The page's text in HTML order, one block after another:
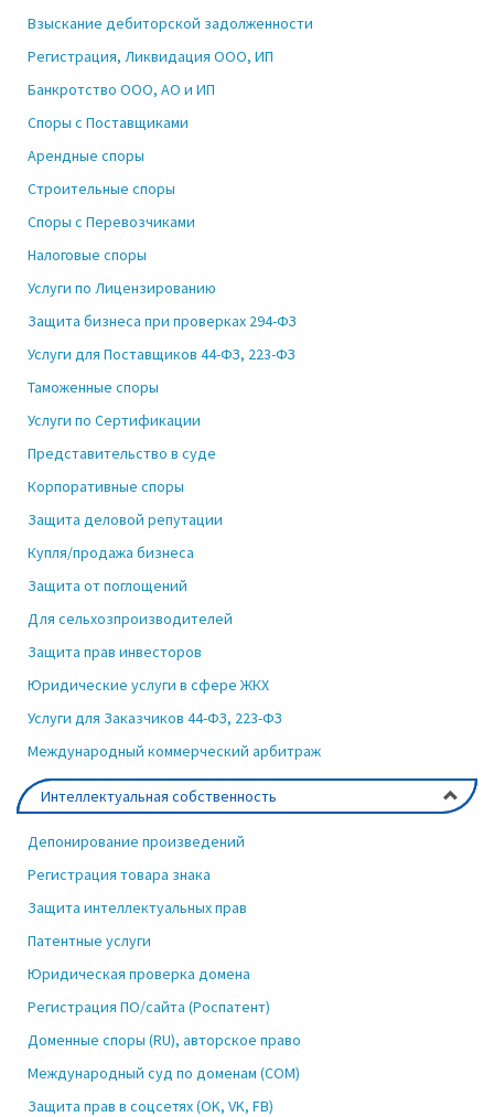
Взыскание дебиторской задолженности
Регистрация, Ликвидация ООО, ИП
Банкротство ООО, АО и ИП
Споры с Поставщиками
Арендные споры
Строительные споры
Споры с Перевозчиками
Налоговые споры
Услуги по Лицензированию
Защита бизнеса при проверках 294-ФЗ
Услуги для Поставщиков 44-ФЗ, 223-ФЗ
Таможенные споры
Услуги по Сертификации
Представительство в суде
Корпоративные споры
Защита деловой репутации
Купля/продажа бизнеса
Защита от поглощений
Для сельхозпроизводителей
Защита прав инвесторов
Юридические услуги в сфере ЖКХ
Услуги для Заказчиков 44-ФЗ, 223-ФЗ
Международный коммерческий арбитраж
Интеллектуальная собственность
Депонирование произведений
Регистрация товара знака
Защита интеллектуальных прав
Патентные услуги
Юридическая проверка домена
Регистрация ПО/сайта (Роспатент)
Доменные споры (RU), авторское право
Международный суд по доменам (COM)
Защита прав в соцсетях (OK, VK, FB)